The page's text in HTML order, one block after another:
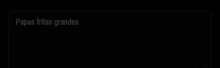
Papas fritas grandes